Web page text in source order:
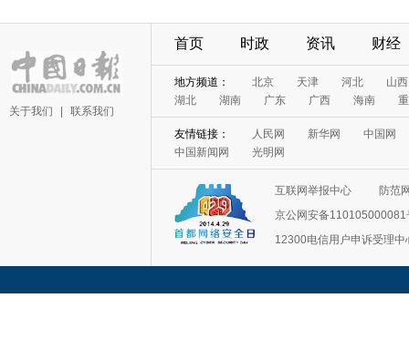
关于我们 联系我们
首页 时政 资讯 财经
地方频道： 北京 天津 河北
山西
湖北
湖南 广东 广西 海南
友情链接： 人民网 新华网
中国网
中国新闻网
光明网
互联网举报中心
防范
京公网安备110105000081
12300电信用户申诉受理中